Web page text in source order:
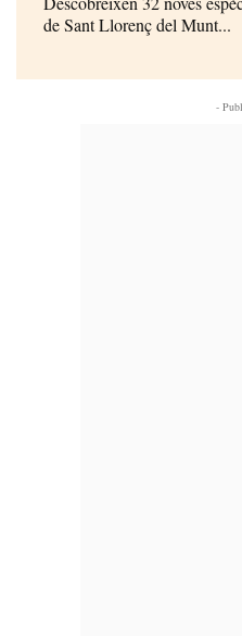
de Sant Llorenç del Munt...
-